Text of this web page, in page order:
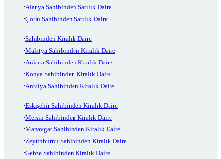
Alanya Sahibinden Satılık Daire
Çorlu Sahibinden Satılık Daire
Sahibinden Kiralık Daire
Malatya Sahibinden Kiralık Daire
Ankara Sahibinden Kiralık Daire
Konya Sahibinden Kiralık Daire
Antalya Sahibinden Kiralık Daire
Eskişehir Sahibinden Kiralık Daire
Mersin Sahibinden Kiralık Daire
Manavgat Sahibinden Kiralık Daire
Zeytinburnu Sahibinden Kiralık Daire
Gebze Sahibinden Kiralık Daire